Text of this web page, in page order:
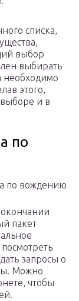
списка,
выбор
выбирать
необходимо
этого,
и в
по
по вождению
пакет
посмотреть
запросы о
Можно
чтобы